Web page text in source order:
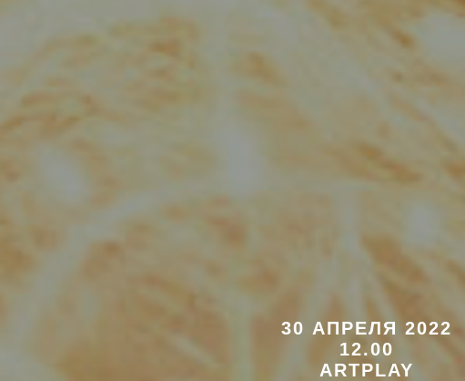
30 АПРЕЛЯ 2022
12.00
ARTPLAY